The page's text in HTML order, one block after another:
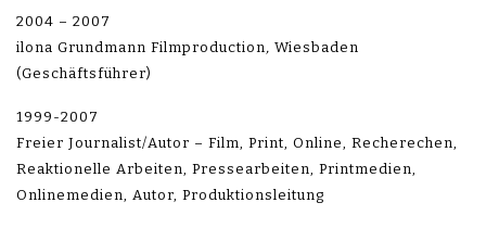
2004 – 2007
ilona Grundmann Filmproduction , Wiesbaden
(Geschäftsführer)
1999-2007
Freier Journalist/Autor – Film, Print, Online, Recherechen,
Reaktionelle Arbeiten, Pressearbeiten, Printmedien,
Onlinemedien, Autor, Produktionsleitung